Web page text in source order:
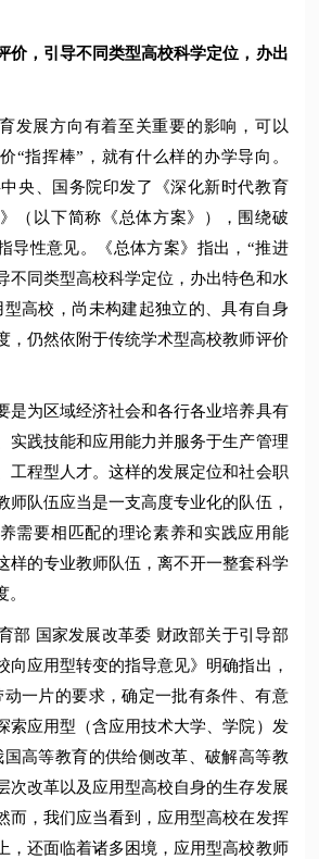
价，引导不同类型高校科学定位，办出
发展方向有着至关重要的影响，可以
“指挥棒”，就有什么样的办学导向。
央、国务院印发了《深化新时代教育
（以下简称《总体方案》），围绕破
导性意见。《总体方案》指出，“推进
不同类型高校科学定位，办出特色和水
高校，尚未构建起独立的、具有自身
，仍然依附于传统学术型高校教师评价
是为区域经济社会和各行各业培养具有
实践技能和应用能力并服务于生产管理
工程型人才。这样的发展定位和社会职
师队伍应当是一支高度专业化的队伍，
需要相匹配的理论素养和实践应用能
样的专业教师队伍，离不开一整套科学
部 国家发展改革委 财政部关于引导部
向应用型转变的指导意见》明确指出，
一片的要求，确定一批有条件、有意
索应用型（含应用技术大学、学院）发
国高等教育的供给侧改革、破解高等教
次改革以及应用型高校自身的生存发展
而，我们应当看到，应用型高校在发挥
，还面临着诸多困境，应用型高校教师